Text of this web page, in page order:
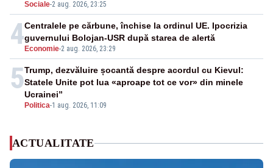
Sociale-2 aug. 2026, 23:25
4 Economie-2 aug. 2026, 23:29
Centralele pe cărbune, închise la ordinul UE. Ipocrizia
guvernului Bolojan-USR după starea de alertă
5
Politica-1 aug. 2026, 11:09
Trump, dezvăluire șocantă despre acordul cu Kievul:
Statele Unite pot lua «aproape tot ce vor» din minele
Ucrainei”
ACTUALITATE